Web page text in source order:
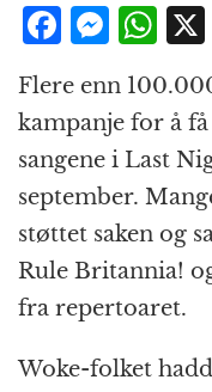
F
c
e
b
o
o
k
M
e
ss
e
n
g
e
r
W
h
at
s
A
p
p
Flere enn
kampanje for å
sangene i Last
september.
støttet saken og
Rule Britannia!
fra repertoaret.
Woke-folket